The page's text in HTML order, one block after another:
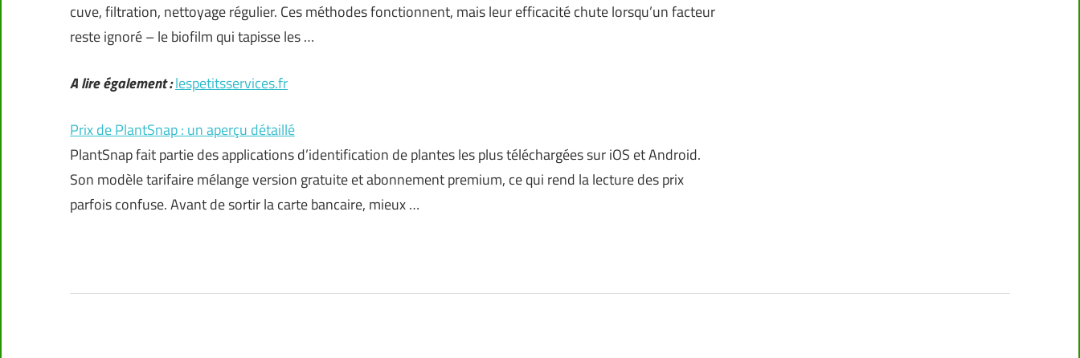
cuve, filtration, nettoyage régulier. Ces méthodes fonctionnent, mais leur efficacité chute lorsqu’un facteur
reste ignoré – le biofilm qui tapisse les …
A lire également :lespetitsservices.fr
Prix de PlantSnap : un aperçu détaillé
PlantSnap fait partie des applications d’identification de plantes les plus téléchargées sur iOS et Android.
Son modèle tarifaire mélange version gratuite et abonnement premium, ce qui rend la lecture des prix
parfois confuse. Avant de sortir la carte bancaire, mieux …